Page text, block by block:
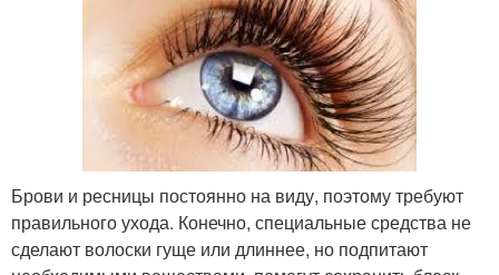
Брови и ресницы постоянно на виду, поэтому требуют
правильного ухода. Конечно, специальные средства не
сделают волоски гуще или длиннее, но подпитают